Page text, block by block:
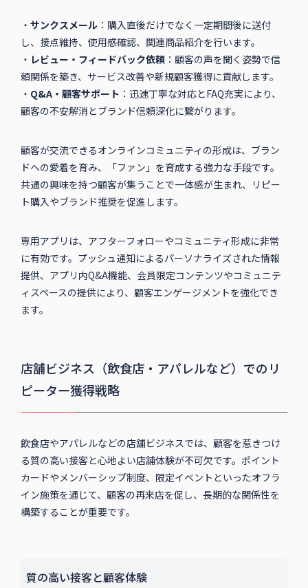
・ サンクスメール：購入直後だけでなく一定期間後に送付
し、接点維持、使用感確認、関連商品紹介を行います。
・ レビュー・フィードバック依頼：顧客の声を聞く姿勢で信
頼関係を築き、サービス改善や新規顧客獲得に貢献します。
・ Q&A・顧客サポート ：迅速丁寧な対応とFAQ充実により、
顧客の不安解消とブランド信頼深化に繋がります。
顧客が交流できるオンラインコミュニティの形成は、ブラン
ドへの愛着を育み、「ファン」を育成する強力な手段です。
共通の興味を持つ顧客が集うことで一体感が生まれ、リピー
ト購入やブランド推奨を促進します。
専用アプリは、アフターフォローやコミュニティ形成に非常
に有効です。プッシュ通知によるパーソナライズされた情報
提供、アプリ内Q&A機能、会員限定コンテンツやコミュニテ
ィスペースの提供により、顧客エンゲージメントを強化でき
ます。
店舗ビジネス（飲食店・アパレルなど）でのリ
ピーター獲得戦略
飲食店やアパレルなどの店舗ビジネスでは、顧客を惹きつけ
る質の高い接客と心地よい店舗体験が不可欠です。ポイント
カードやメンバーシップ制度、限定イベントといったオフラ
イン施策を通じて、顧客の再来店を促し、長期的な関係性を
構築することが重要です。
質の高い接客と顧客体験